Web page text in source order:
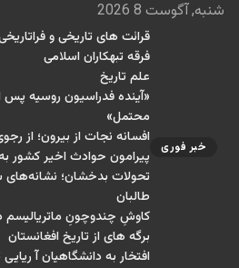
شنبه, آگوست 8 2026
خبر فوری
قرائت های تاریخی و
فرقه تبهکاران اسلامی
علم تاریخ
«آینده فدراسیون روسیه پس
محتمل»
افسانه نجات از بیرون؛ از
پیرامون حوادث اخیر کشور
تحولات بدخشان؛ نشانه‌های
طالبان
کاوشِ چندو‌چونِ ماتریالیسم
برگه های از تاریخ افغانستان
افتخار به دانشگاهیان آ ریایی